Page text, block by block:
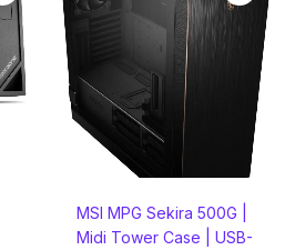
MSI MPG Sekira 500G |
Midi Tower Case | USB-